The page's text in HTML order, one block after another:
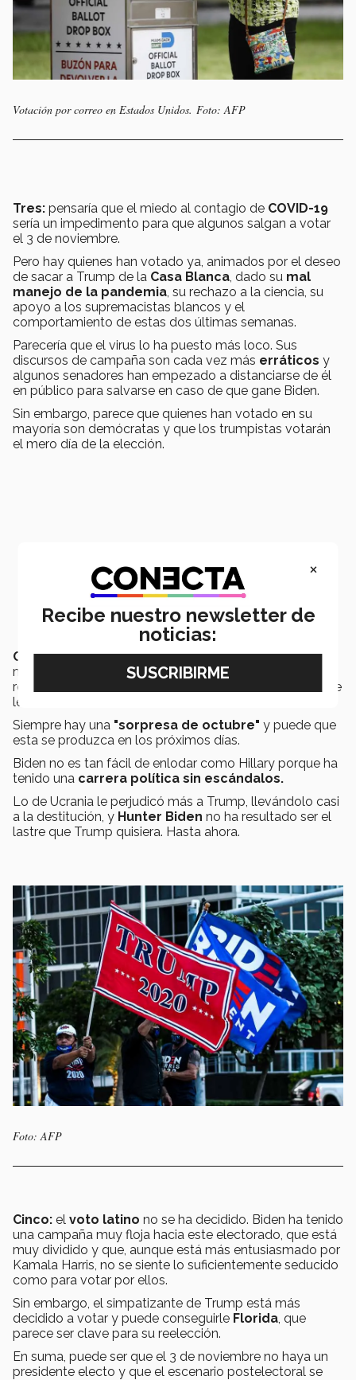
Votación por correo en Estados Unidos. Foto: AFP
Tres: pensaría que el miedo al contagio de COVID-19
sería un impedimento para que algunos salgan a votar
el 3 de noviembre.
Pero hay quienes han votado ya, animados por el deseo
de sacar a Trump de la Casa Blanca, dado su mal
manejo de la pandemia, su rechazo a la ciencia, su
apoyo a los supremacistas blancos y el
comportamiento de estas dos últimas semanas.
Parecería que el virus lo ha puesto más loco. Sus
discursos de campaña son cada vez más erráticos y
algunos senadores han empezado a distanciarse de él
en público para salvarse en caso de que gane Biden.
Sin embargo, parece que quienes han votado en su
mayoría son demócratas y que los trumpistas votarán
el mero día de la elección.
Cuatro: faltan dos semanas, pero pueden pasar
muchas cosas. Trump cree que puede perder y está
reuniendo a
y todos aquellos que
le llevaron al triunfo en 2016.
Siempre hay una "sorpresa de octubre" y puede que
esta se produzca en los próximos días.
Biden no es tan fácil de enlodar como Hillary porque ha
tenido una carrera política sin escándalos.
Lo de Ucrania le perjudicó más a Trump, llevándolo casi
a la destitución, y Hunter Biden no ha resultado ser el
lastre que Trump quisiera. Hasta ahora.
Foto: AFP
Cinco: el voto latino no se ha decidido. Biden ha tenido
una campaña muy floja hacia este electorado, que está
muy dividido y que, aunque está más entusiasmado por
Kamala Harris, no se siente lo suficientemente seducido
como para votar por ellos.
Sin embargo, el simpatizante de Trump está más
decidido a votar y puede conseguirle Florida, que
parece ser clave para su reelección.
En suma, puede ser que el 3 de noviembre no haya un
presidente electo y que el escenario postelectoral se
×
Recibe nuestro newsletter de
noticias: